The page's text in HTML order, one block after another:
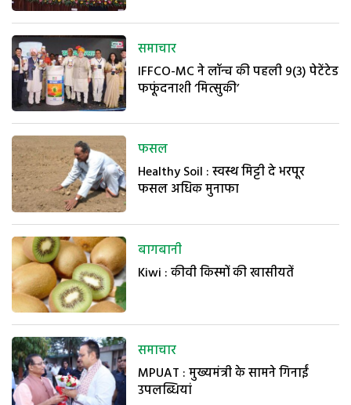
समाचार
IFFCO-MC ने लॉन्च की पहली 9(3) पेटेंटेड
फफूंदनाशी ‘मित्सुकी’
फसल
Healthy Soil : स्वस्थ मिट्टी दे भरपूर
फसल अधिक मुनाफा
बागबानी
Kiwi : कीवी किस्मों की खासीयतें
समाचार
MPUAT : मुख्यमंत्री के सामने गिनाईं
उपलब्धियां